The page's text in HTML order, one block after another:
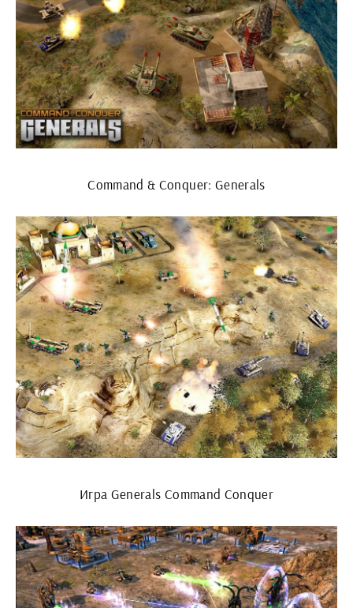
Command & Conquer: Generals
Игра Generals Command Conquer